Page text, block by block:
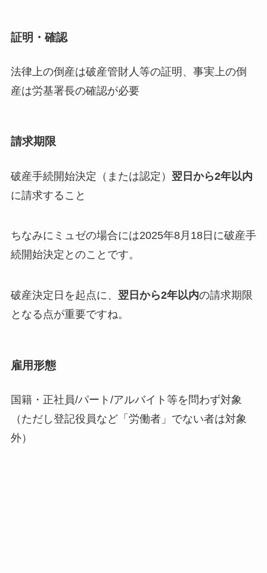
証明・確認
法律上の倒産は破産管財人等の証明、事実上の倒
産は労基署長の確認が必要
請求期限
破産手続開始決定（または認定） 翌日から2年以内
に請求すること
ちなみにミュゼの場合には2025年8月18日に破産手
続開始決定とのことです。
破産決定日を起点に、 翌日から2年以内の請求期限
となる点が重要ですね。
雇用形態
国籍・正社員/パート/アルバイト等を問わず対象
（ただし登記役員など「労働者」でない者は対象
外）